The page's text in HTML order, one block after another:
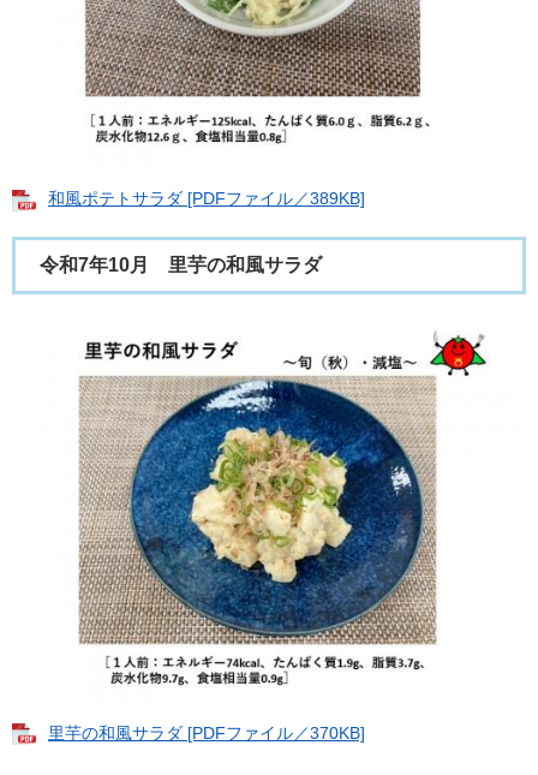
和風ポテトサラダ [PDFファイル／389KB]
令和7年10月 里芋の和風サラダ
里芋の和風サラダ [PDFファイル／370KB]